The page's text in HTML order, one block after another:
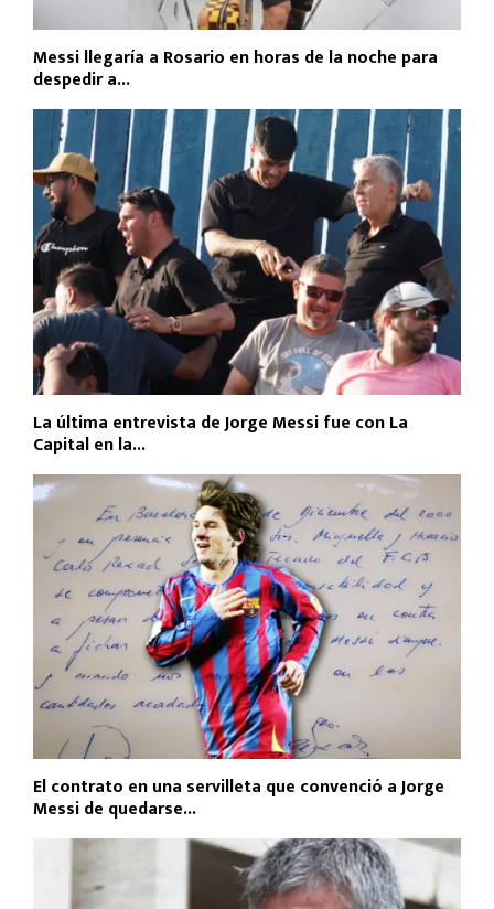
Messi llegaría a Rosario en horas de la noche para
despedir a...
La última entrevista de Jorge Messi fue con La
Capital en la...
El contrato en una servilleta que convenció a Jorge
Messi de quedarse...